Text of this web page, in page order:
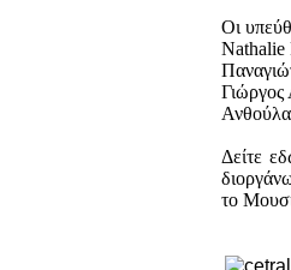
Οι
Nathalie
Γιώργος
Δείτε
το